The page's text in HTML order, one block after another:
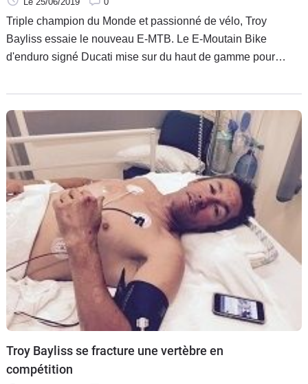
Triple champion du Monde et passionné de vélo, Troy
Bayliss essaie le nouveau E-MTB. Le E-Moutain Bike
d'enduro signé Ducati mise sur du haut de gamme pour
Troy Bayliss se fracture une vertèbre en
compétition